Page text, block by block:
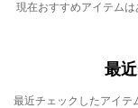
現在おすすめアイテムは
最
最近チェックしたアイテ